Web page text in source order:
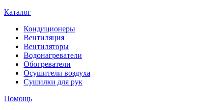
Каталог
Кондиционеры
Вентиляция
Вентиляторы
Водонагреватели
Обогреватели
Осушители воздуха
Сушилки для рук
Помощь